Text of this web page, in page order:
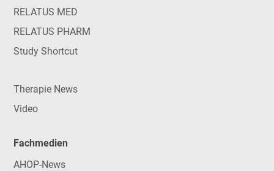
RELATUS MED
RELATUS PHARM
Study Shortcut
Therapie News
Video
Fachmedien
AHOP-News